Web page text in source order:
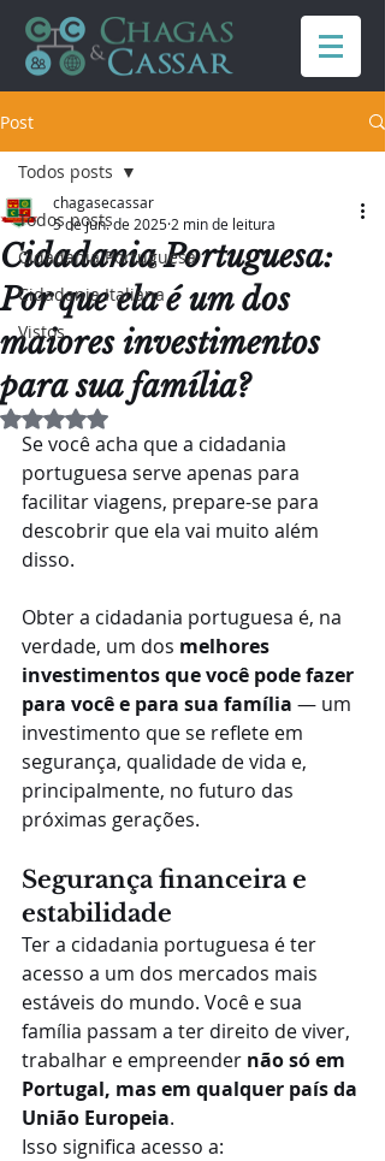
Post
Todos posts
Cidadania Portuguesa
Cidadania Italiana
Vistos
Todos posts
Cidadania Portuguesa:
Por que ela é um dos
maiores investimentos
para sua família?
chagasecassar
5 de jun. de 2025 2 min de leitura
Avaliado com NaN de 5 estrelas.
Se você acha que a cidadania
portuguesa serve apenas para
facilitar viagens, prepare-se para
descobrir que ela vai muito além
disso.
Obter a cidadania portuguesa é, na
verdade, um dos melhores
investimentos que você pode fazer
para você e para sua família — um
investimento que se reflete em
segurança, qualidade de vida e,
principalmente, no futuro das
próximas gerações.
Segurança financeira e
estabilidade
Ter a cidadania portuguesa é ter
acesso a um dos mercados mais
estáveis do mundo. Você e sua
família passam a ter direito de viver,
trabalhar e empreender não só em
Portugal, mas em qualquer país da
União Europeia.
Isso significa acesso a: